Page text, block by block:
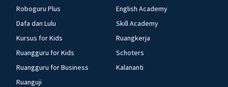
Roboguru Plus
Dafa dan Lulu
Kursus for Kids
Ruangguru for Kids
Ruangguru for Business
Ruanguji
English Academy
Skill Academy
Ruangkerja
Schoters
Kalananti